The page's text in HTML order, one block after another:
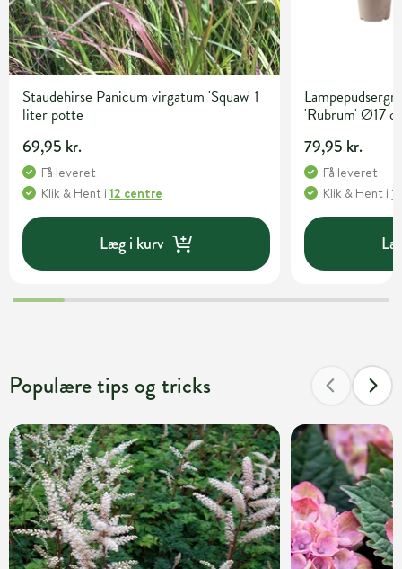
Staudehirse Panicum virgatum 'Squaw' 1
liter potte
69,95 kr.
Få leveret
Klik & Hent i 12 centre
Læg i kurv
'Rubrum' Ø17
79,95 kr.
Få leveret
Klik & Hent i
Populære tips og tricks